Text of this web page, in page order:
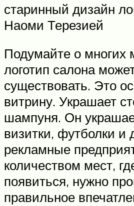
старинный дизайн
Наоми Терезией
Подумайте о многих
логотип салона
существовать. Это
витрину. Украшает
шампуня. Он
визитки, футболки и
рекламные
количеством мест,
появиться, нужно
правильное